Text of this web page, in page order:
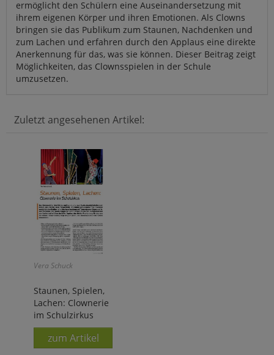
ermöglicht den Schülern eine Auseinandersetzung mit
ihrem eigenen Körper und ihren Emotionen. Als Clowns
bringen sie das Publikum zum Staunen, Nachdenken und
zum Lachen und erfahren durch den Applaus eine direkte
Anerkennung für das, was sie können. Dieser Beitrag zeigt
Möglichkeiten, das Clownsspielen in der Schule
umzusetzen.
Zuletzt angesehenen Artikel:
Vera Schuck
Staunen, Spielen,
Lachen: Clownerie
im Schulzirkus
zum Artikel